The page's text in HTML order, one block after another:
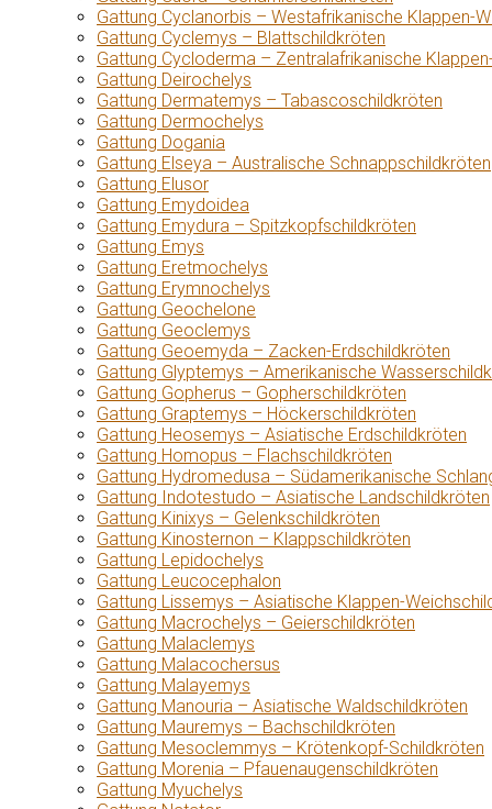
Gattung Cyclanorbis – Westafrikanische Klappen-
Gattung Cyclemys – Blattschildkröten
Gattung Cycloderma – Zentralafrikanische
Gattung Deirochelys
Gattung Dermatemys – Tabascoschildkröten
Gattung Dermochelys
Gattung Dogania
Gattung Elseya – Australische Schnappschildkröten
Gattung Elusor
Gattung Emydoidea
Gattung Emydura – Spitzkopfschildkröten
Gattung Emys
Gattung Eretmochelys
Gattung Erymnochelys
Gattung Geochelone
Gattung Geoclemys
Gattung Geoemyda – Zacken-Erdschildkröten
Gattung Glyptemys – Amerikanische
Gattung Gopherus – Gopherschildkröten
Gattung Graptemys – Höckerschildkröten
Gattung Heosemys – Asiatische Erdschildkröten
Gattung Homopus – Flachschildkröten
Gattung Hydromedusa – Südamerikanische
Gattung Indotestudo – Asiatische Landschildkröten
Gattung Kinixys – Gelenkschildkröten
Gattung Kinosternon – Klappschildkröten
Gattung Lepidochelys
Gattung Leucocephalon
Gattung Lissemys – Asiatische Klappen-
Gattung Macrochelys – Geierschildkröten
Gattung Malaclemys
Gattung Malacochersus
Gattung Malayemys
Gattung Manouria – Asiatische Waldschildkröten
Gattung Mauremys – Bachschildkröten
Gattung Mesoclemmys – Krötenkopf-Schildkröten
Gattung Morenia – Pfauenaugenschildkröten
Gattung Myuchelys